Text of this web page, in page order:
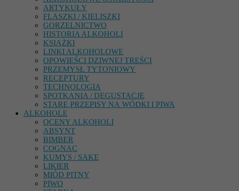
ARTYKUŁY
FLASZKI / KIELISZKI
GORZELNICTWO
HISTORIA ALKOHOLI
KSIĄŻKI
LINKI ALKOHOLOWE
OPOWIEŚCI DZIWNEJ TREŚCI
PRZEMYSŁ TYTONIOWY
RECEPTURY
TECHNOLOGIA
SPOTKANIA / DEGUSTACJE
STARE PRZEPISY NA WÓDKI I PIWA
ALKOHOLE
OCENY ALKOHOLI
ABSYNT
BIMBER
COGNAC
KUMYS / SAKE
LIKIER
MIÓD PITNY
PIWO